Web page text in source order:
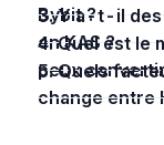
Bybit ?
3. Y a-t-il des frais pour convertir des HUF
en KAS ?
4. Quel est le montant minimum de HUF que je
peux
5. Quels facteurs influencent le taux de
change entre